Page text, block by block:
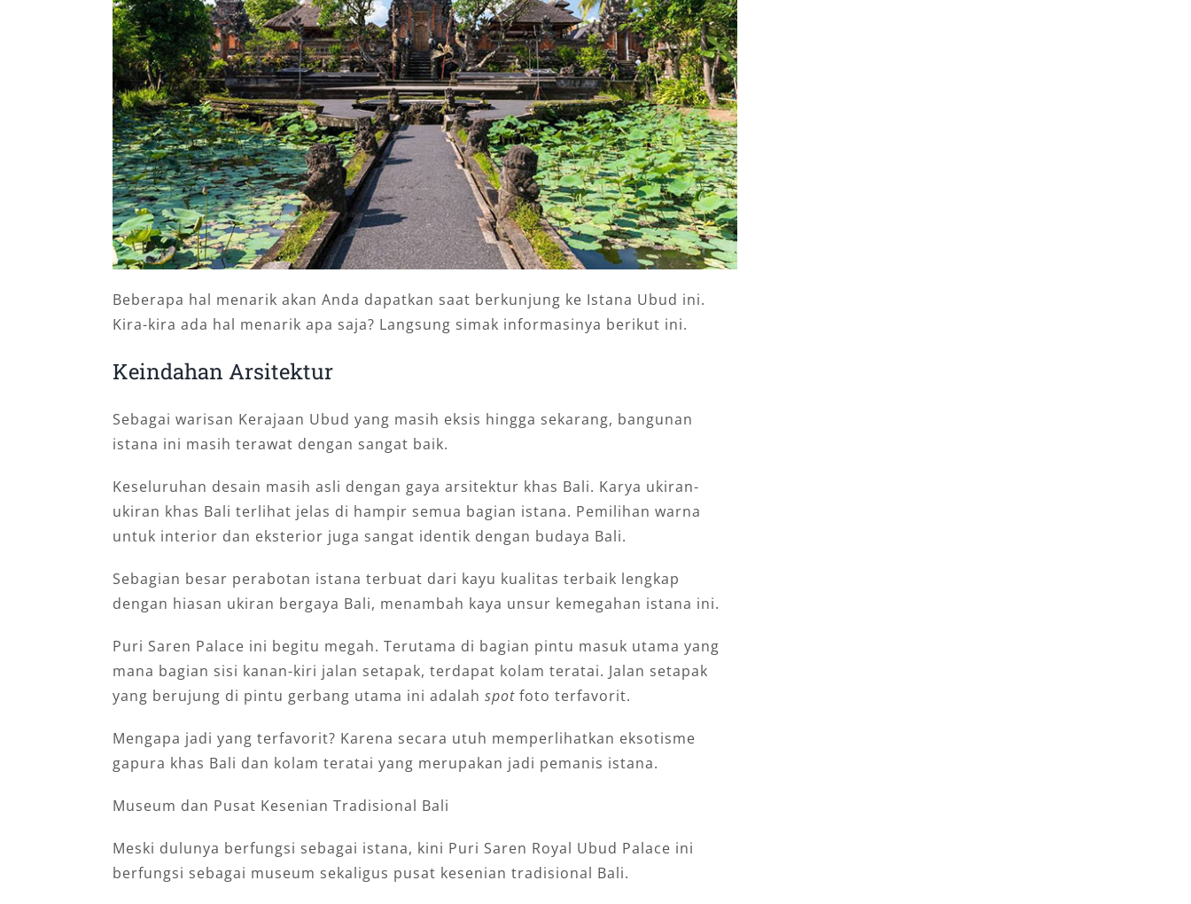
Beberapa hal menarik akan Anda dapatkan saat berkunjung ke Istana Ubud ini.
Kira-kira ada hal menarik apa saja? Langsung simak informasinya berikut ini.
Kеіndаhаn Arsitektur
Sebagai warisan Kerajaan Ubud yang masih eksis hingga sekarang, bangunan
istana ini masih terawat dengan sangat baik.
Keseluruhan desain masih asli dengan gaya arsitektur khas Bali. Karya ukiran-
ukiran khas Bali terlihat jelas di hampir semua bagian istana. Pemilihan warna
untuk interior dan eksterior juga sangat identik dengan budaya Bali.
Sebagian besar perabotan istana terbuat dari kayu kualitas terbaik lengkap
dengan hiasan ukiran bergaya Bali, menambah kaya unsur kemegahan istana ini.
Puri Saren Palace ini begitu megah. Terutama di bagian pintu masuk utama yang
mana bagian sisi kanan-kiri jalan setapak, terdapat kolam teratai. Jalan setapak
yang berujung di pintu gerbang utama ini adalah spot foto terfavorit.
Mengapa jadi yang terfavorit? Karena secara utuh memperlihatkan eksotisme
gapura khas Bali dan kolam teratai yang merupakan jadi pemanis istana.
Museum dan Pusat Kesenian Tradisional Bali
Meski dulunya berfungsi sebagai istana, kini Puri Saren Royal Ubud Palace ini
berfungsi sebagai museum sekaligus pusat kesenian tradisional Bali.